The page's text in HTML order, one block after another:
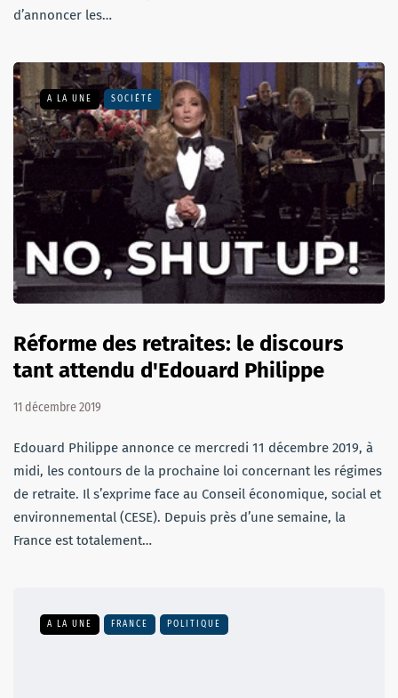
d’annoncer les…
A LA UNE SOCIÉTÉ
Réforme des retraites: le discours
tant attendu d'Edouard Philippe
11 décembre 2019
Edouard Philippe annonce ce mercredi 11 décembre 2019, à
midi, les contours de la prochaine loi concernant les régimes
de retraite. Il s’exprime face au Conseil économique, social et
environnemental (CESE). Depuis près d’une semaine, la
France est totalement…
A LA UNE FRANCE POLITIQUE